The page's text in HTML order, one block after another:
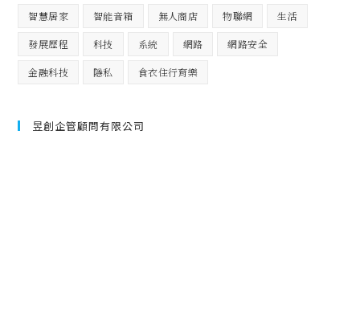
智慧居家 智能音箱 無人商店 物聯網 生活
發展歷程 科技 系統 網路 網路安全
金融科技 隱私 食衣住行育樂
昱創企管顧問有限公司